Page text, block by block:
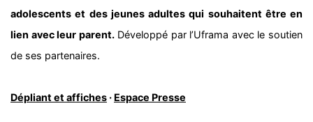
adolescents et des jeunes adultes qui souhaitent être en
lien avec leur parent.Développé par l’Uframa avec le soutien
de ses partenaires.
Dépliant et affiches · Espace Presse